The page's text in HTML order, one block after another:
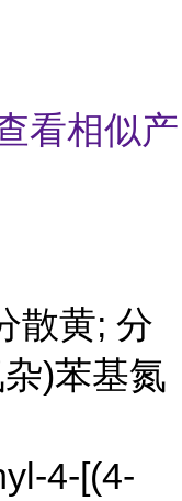
看相似产
散黄; 分
)苯基氮
4-[(4-